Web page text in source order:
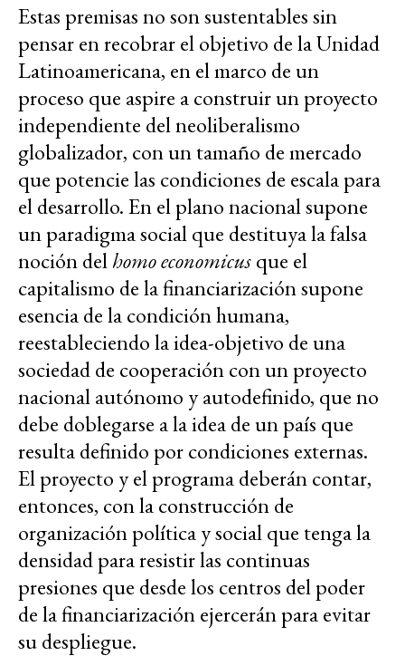
Estas premisas no son sustentables sin
pensar en recobrar el objetivo de la Unidad
Latinoamericana, en el marco de un
proceso que aspire a construir un proyecto
independiente del neoliberalismo
globalizador, con un tamaño de mercado
que potencie las condiciones de escala para
el desarrollo. En el plano nacional supone
un paradigma social que destituya la falsa
noción delhomo economicusque el
capitalismo de la financiarización supone
esencia de la condición humana,
reestableciendo la idea-objetivo de una
sociedad de cooperación con un proyecto
nacional autónomo y autodefinido, que no
debe doblegarse a la idea de un país que
resulta definido por condiciones externas.
El proyecto y el programa deberán contar,
entonces, con la construcción de
organización política y social que tenga la
densidad para resistir las continuas
presiones que desde los centros del poder
de la financiarización ejercerán para evitar
su despliegue.